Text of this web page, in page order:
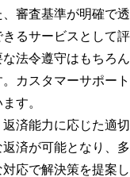
審査基準が明確で
るサービスとして
法令遵守はもちろ
カスタマーサポー
す。
済能力に応じた適
済が可能となり、
応で解決策を提案